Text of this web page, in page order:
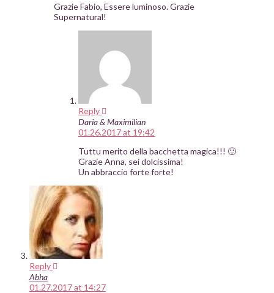
Grazie Fabio, Essere luminoso. Grazie
Supernatural!
Reply
Daria & Maximilian
01.26.2017 at 19:42
Tuttu merito della bacchetta magica!!! 🙂
Grazie Anna, sei dolcissima!
Un abbraccio forte forte!
Reply
Abha
01.27.2017 at 14:27